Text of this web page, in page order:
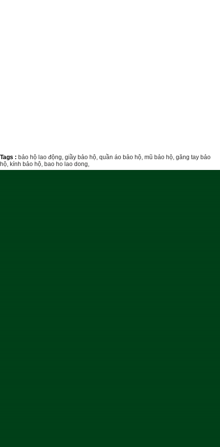
Tags : bảo hộ lao động, giầy bảo hộ, quần áo bảo hộ, mũ bảo hộ, găng tay bảo
hộ, kính bảo hộ, bao ho lao dong,